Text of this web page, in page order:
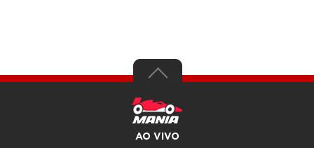
AO VIVO